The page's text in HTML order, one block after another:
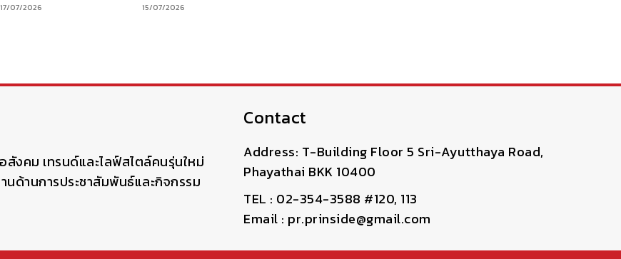
17/07/2026 15/07/2026
สังคม เทรนด์และไลฟ์สไตล์คนรุ่นใหม่
ด้านการประชาสัมพันธ์และกิจกรรม
Contact
Address: T-Building Floor 5 Sri-Ayutthaya Road,
Phayathai BKK 10400
TEL : 02-354-3588 #120, 113
Email : pr.prinside@gmail.com